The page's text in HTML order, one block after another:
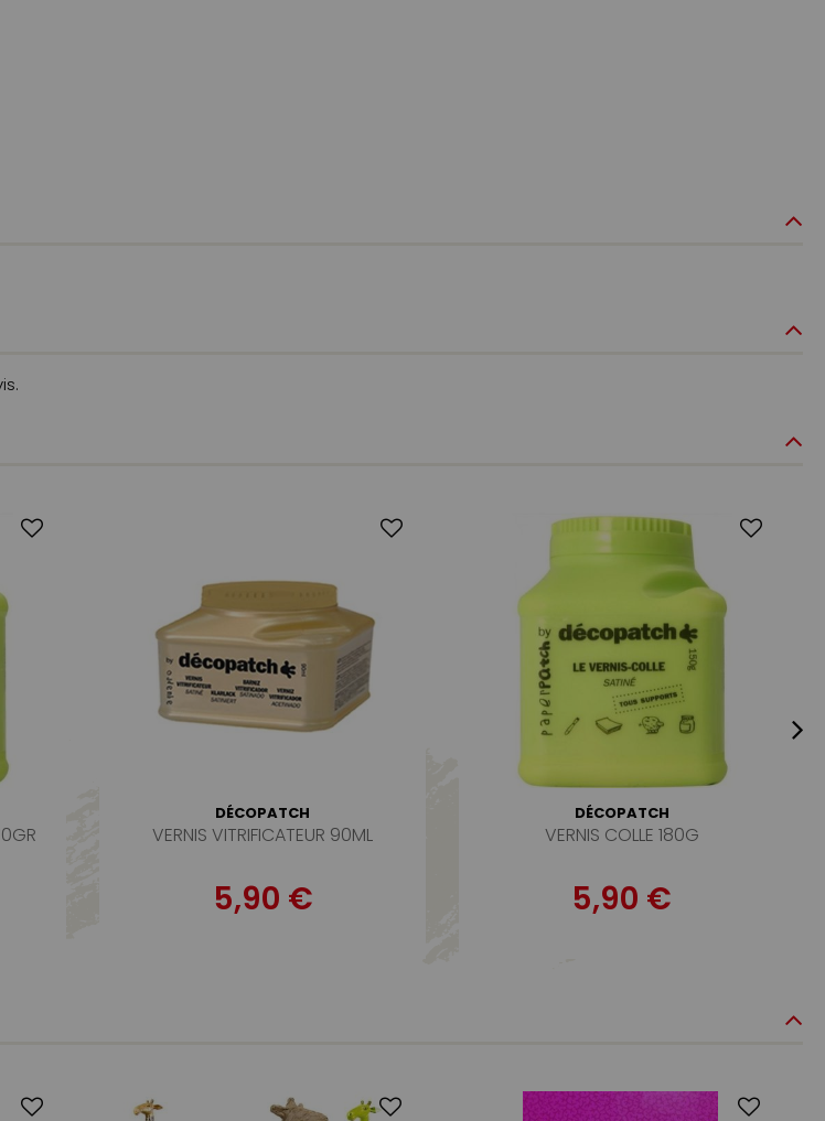
DÉCOPATCH
VERNIS VITRIFICATEUR 90ML
5,90 €
DÉCOPATCH
VERNIS COLLE 180G
5,90 €